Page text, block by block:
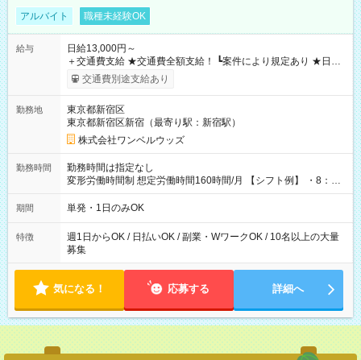
アルバイト 職種未経験OK
給与
日給13,000円～
＋交通費支給 ★交通費全額支給！ ┗案件により規定あり ★日払
いOK！（規定あり） ┗働いたその日に現金GET♪ お仕事後はコ
ンビニATMから 日払い分を引き落とせます！ 【試用期間】試
交通費別途支給あり
勤務地
東京都新宿区
東京都新宿区新宿（最寄り駅：新宿駅）
株式会社ワンベルウッズ
勤務時間
勤務時間は指定なし
変形労働時間制 想定労働時間160時間/月 【シフト例】 ・8：00
～21：00
期間 単発・1日のみOK
特徴
週1日からOK / 日払いOK / 副業・WワークOK / 10名以上の大量
募集
気になる！ 応募する 詳細へ